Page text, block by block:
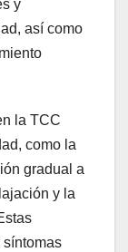
y
así como
la TCC
como la
gradual a
y la